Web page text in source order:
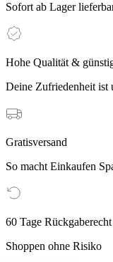
Sofort ab Lager
Hohe Qualität &
Deine Zufriedenheit ist
Gratisversand
So macht Einkaufen
60 Tage Rückgaberecht
Shoppen ohne Risiko